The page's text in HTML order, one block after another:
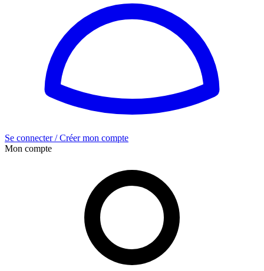
Se connecter / Créer mon compte
Mon compte